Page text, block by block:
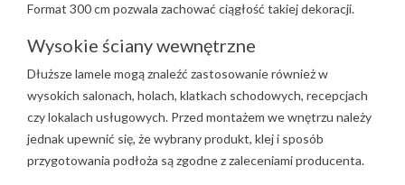
Format 300 cm pozwala zachować ciągłość takiej dekoracji.
Wysokie ściany wewnętrzne
Dłuższe lamele mogą znaleźć zastosowanie również w
wysokich salonach, holach, klatkach schodowych, recepcjach
czy lokalach usługowych. Przed montażem we wnętrzu należy
jednak upewnić się, że wybrany produkt, klej i sposób
przygotowania podłoża są zgodne z zaleceniami producenta.